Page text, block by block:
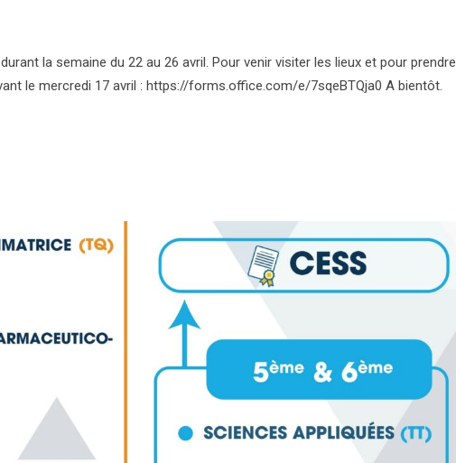
la semaine du 22 au 26 avril. Pour venir visiter les lieux et pour prendre
le mercredi 17 avril : https://forms.office.com/e/7sqeBTQja0 A bientôt.